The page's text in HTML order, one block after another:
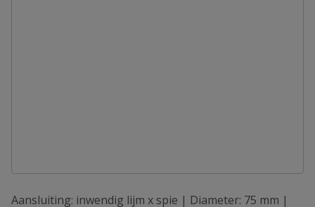
Aansluiting: inwendig lijm x spie | Diameter: 75 mm |